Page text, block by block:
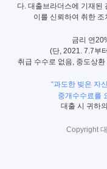
다. 대출브라더스에 기재된
이를 신뢰하여 취한
금리 연
(단, 2021. 7.7부
취급 수수로 없음, 중도상
“과도한 빚은 자
중개수수료를
대출 시 귀하
Copyright